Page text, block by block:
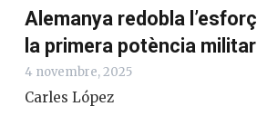
Alemanya redobla
la primera potència militar
4 novembre, 2025
Carles López